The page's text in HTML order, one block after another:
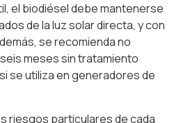
el biodiésel debe mantenerse
de la luz solar directa, y con
se recomienda no
meses sin tratamiento
se utiliza en generadores de
riesgos particulares de cada